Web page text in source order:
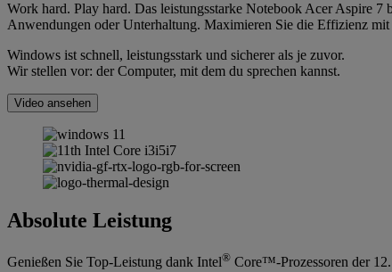
Work hard. Play hard. Das leistungsstarke Notebook Acer Aspire 7
Anwendungen oder Unterhaltung. Maximieren Sie die Effizienz
Windows ist schnell, leistungsstark und sicherer als je zuvor.
Wir stellen vor: der Computer, mit dem du sprechen kannst.
Video ansehen
Absolute Leistung
Genießen Sie Top-Leistung dank Intel® Core™-Prozessoren der